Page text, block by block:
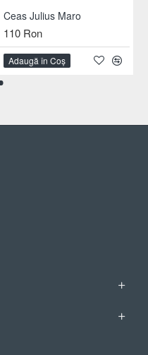
Ceas Julius Maro
110 Ron
Adaugă în Coş